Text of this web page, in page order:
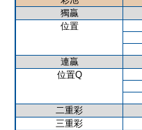
獨贏
位置
連贏
位置Q
二重彩
三重彩